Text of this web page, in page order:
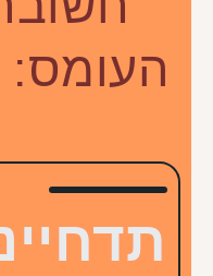
העומס: